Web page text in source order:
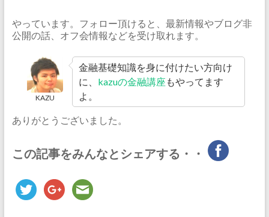
やっています。フォロー頂けると、最新情報やブログ非
公開の話、オフ会情報などを受け取れます。
KAZU
金融基礎知識を身に付けたい方向け
に、 kazuの金融講座 もやってます
よ。
ありがとうございました。
この記事をみんなとシェアする・・